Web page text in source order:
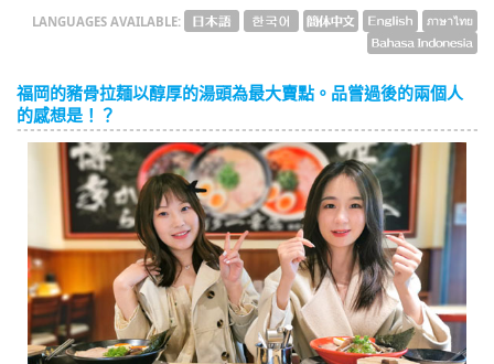
LANGUAGES AVAILABLE:
福岡的豬骨拉麺以醇厚的湯頭為最大賣點。品嘗過後的兩個人
的感想是！？